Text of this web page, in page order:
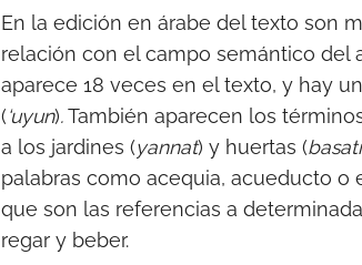
En la edición en árabe del texto son
relación con el campo semántico del
aparece 18 veces en el texto, y hay
(‘uyun).También aparecen los términos
a los jardines (yannat) y huertas (
palabras como acequia, acueducto o
que son las referencias a
regar y beber.